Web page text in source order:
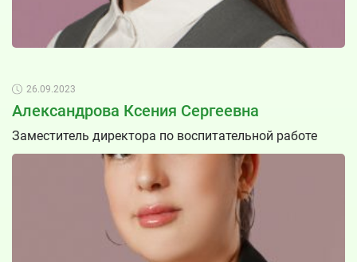
26.09.2023
Александрова Ксения Сергеевна
Заместитель директора по воспитательной работе